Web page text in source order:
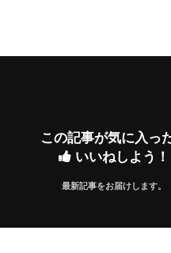
この記事が気に入っ
いいねしよう！
最新記事をお届けします。